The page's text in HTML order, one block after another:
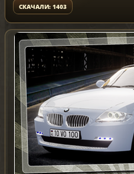
СКАЧАЛИ: 1403